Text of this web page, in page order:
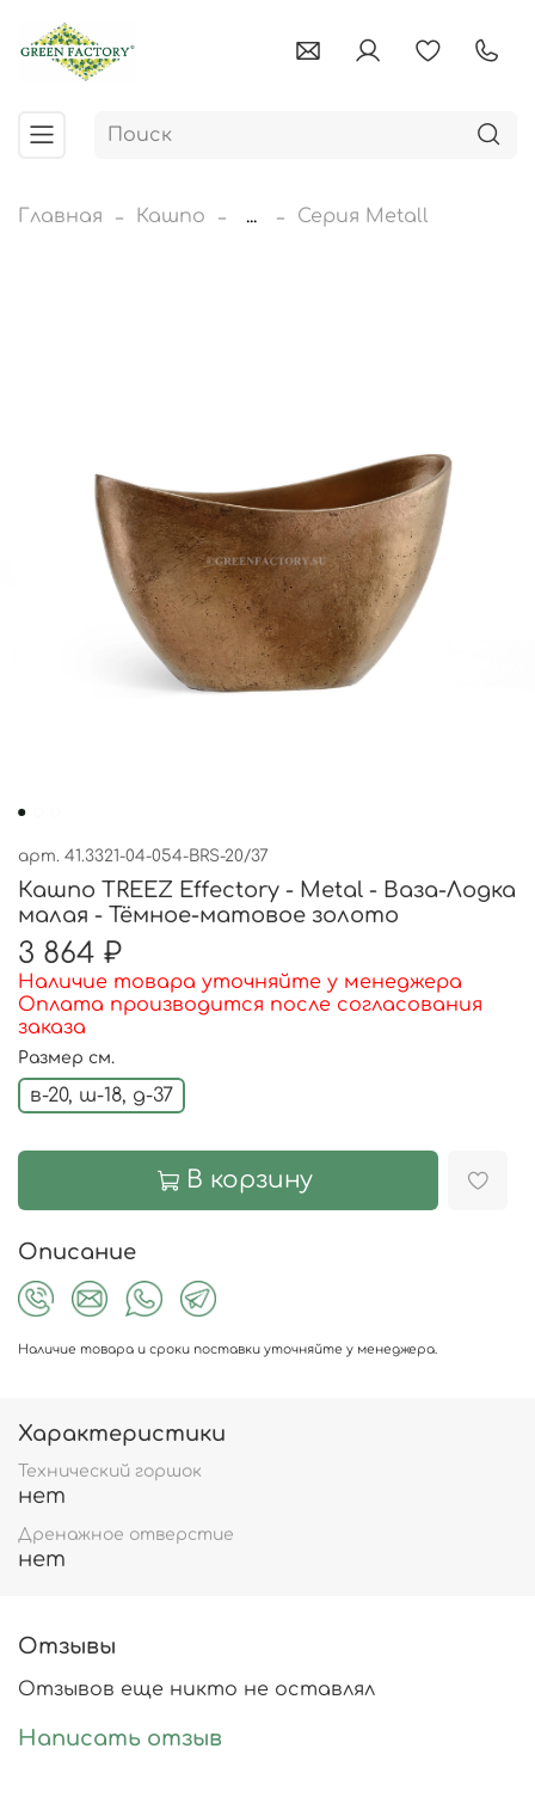
Главная Кашпо ... Серия Metall
арт. 41.3321-04-054-BRS-20/37
Кашпо TREEZ Effectory - Metal - Ваза-Лодка
малая - Тёмное-матовое золото
3 864 ₽
Наличие товара уточняйте у менеджера
Оплата производится после согласования
заказа
Размер см.
в-20, ш-18, д-37
В корзину
Описание
Наличие товара и сроки поставки уточняйте у менеджера.
Характеристики
Технический горшок
нет
Дренажное отверстие
нет
Отзывы
Отзывов еще никто не оставлял
Написать отзыв